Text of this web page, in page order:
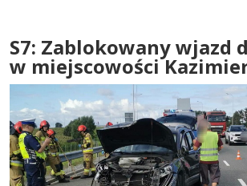
S7: Zablokowany wjazd
w miejscowości